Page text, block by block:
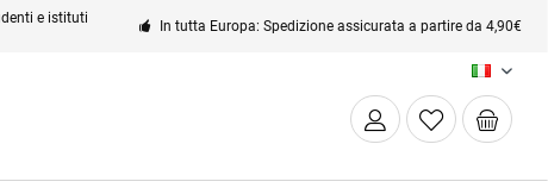
e istituti
In tutta Europa: Spedizione assicurata a partire da 4,90€
IT